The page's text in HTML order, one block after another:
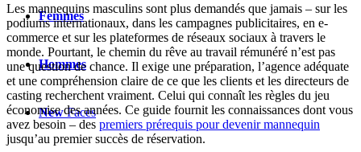
Femmes
Hommes
NewFaces
Les mannequins masculins sont plus demandés que jamais – sur les
podiums internationaux, dans les campagnes publicitaires, en e-
commerce et sur les plateformes de réseaux sociaux à travers le
monde. Pourtant, le chemin du rêve au travail rémunéré n’est pas
une question de chance. Il exige une préparation, l’agence adéquate
et une compréhension claire de ce que les clients et les directeurs de
casting recherchent vraiment. Celui qui connaît les règles du jeu
économise des années. Ce guide fournit les connaissances dont vous
avez besoin – des premiers prérequis pour devenir mannequin
jusqu’au premier succès de réservation.